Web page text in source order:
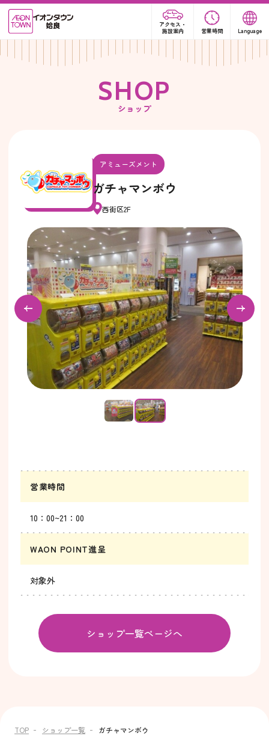
アクセス・
施設案内
営業時間 Language
SHOP
ショップ
アミューズメント
ガチャマンボウ
西街区2F
営業時間
10：00~21：00
WAON POINT進呈
対象外
ショップ一覧ページへ
TOP ショップ一覧 ガチャマンボウ